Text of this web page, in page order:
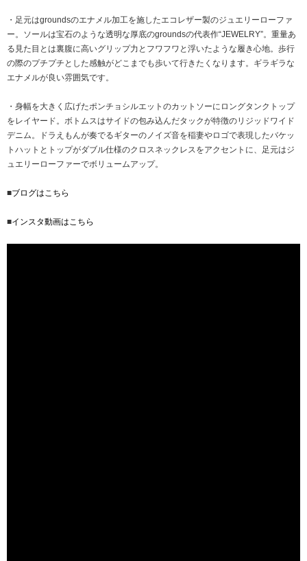
・足元はgroundsのエナメル加工を施したエコレザー製のジュエリーローファ
ー。ソールは宝石のような透明な厚底のgroundsの代表作“JEWELRY”。重量あ
る見た目とは裏腹に高いグリップ力とフワフワと浮いたような履き心地。歩行
の際のプチプチとした感触がどこまでも歩いて行きたくなります。ギラギラな
エナメルが良い雰囲気です。
・身幅を大きく広げたポンチョシルエットのカットソーにロングタンクトップ
をレイヤード。ボトムスはサイドの包み込んだタックが特徴のリジッドワイド
デニム。ドラえもんが奏でるギターのノイズ音を稲妻やロゴで表現したバケッ
トハットとトップがダブル仕様のクロスネックレスをアクセントに、足元はジ
ュエリーローファーでボリュームアップ。
■ブログはこちら
■インスタ動画はこちら